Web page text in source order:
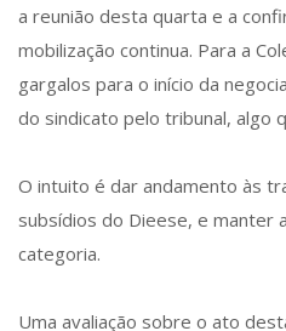
a reunião desta quarta e a
mobilização continua. Para a
gargalos para o início da
do sindicato pelo tribunal, algo
O intuito é dar andamento às
subsídios do Dieese, e manter
categoria.
Uma avaliação sobre o ato